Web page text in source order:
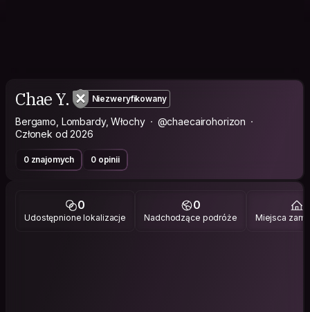
Chae Y. Niezweryfikowany
Bergamo, Lombardy, Włochy
@chaecairohorizon
Członek od 2026
0 znajomych 0 opinii
0
Udostępnione lokalizacje
0
Nadchodzące podróże Miejsca